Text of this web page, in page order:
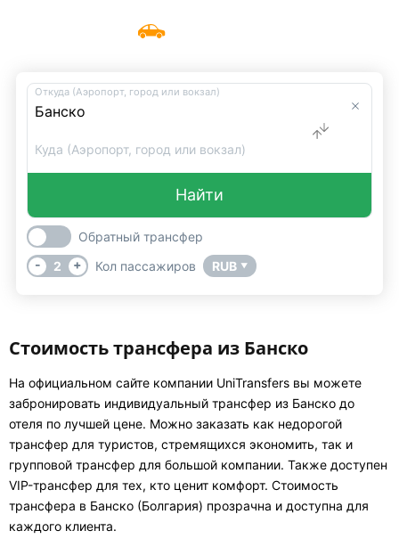
Такси Банско
Откуда (Аэропорт, город или вокзал)
Куда (Аэропорт, город или вокзал)
Найти
Обратный трансфер
-
2 + Кол пассажиров RUB ▼
Стоимость трансфера из Банско
На официальном сайте компании UniTransfers вы можете
забронировать индивидуальный трансфер из Банско до
отеля по лучшей цене. Можно заказать как недорогой
трансфер для туристов, стремящихся экономить, так и
групповой трансфер для большой компании. Также доступен
VIP-трансфер для тех, кто ценит комфорт. Стоимость
трансфера в Банско (Болгария) прозрачна и доступна для
каждого клиента.